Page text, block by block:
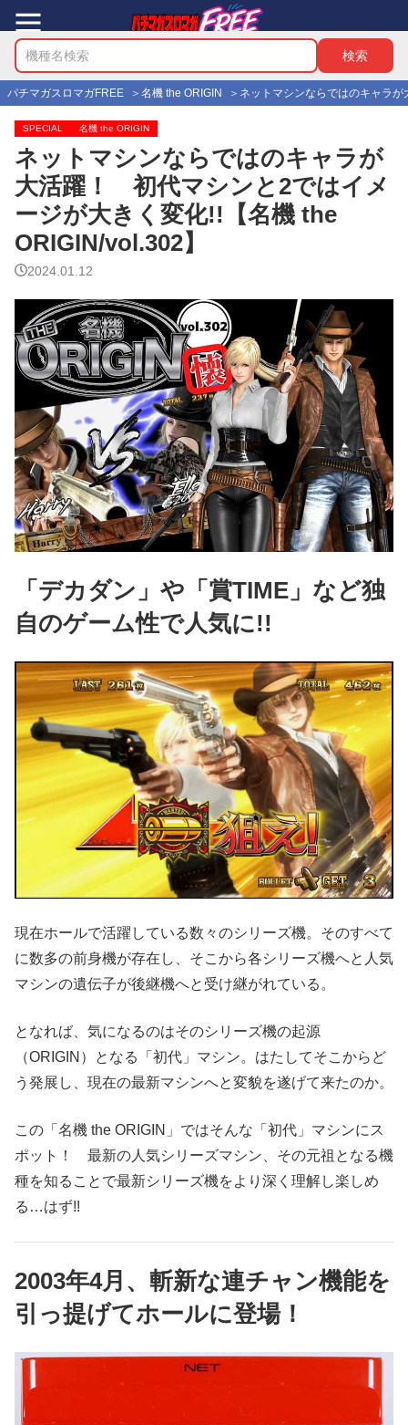
パチマガスロマガFREE 名機 the ORIGIN ネットマシンならではのキャラ
SPECIAL 名機 the ORIGIN
ネットマシンならではのキャラが
大活躍！ 初代マシンと2ではイメ
ージが大きく変化!!【名機 the
ORIGIN/vol.302】
2024.01.12
「デカダン」や「賞TIME」など独
自のゲーム性で人気に!!
現在ホールで活躍している数々のシリーズ機。そのすべて
に数多の前身機が存在し、そこから各シリーズ機へと人気
マシンの遺伝子が後継機へと受け継がれている。
となれば、気になるのはそのシリーズ機の起源
（ORIGIN）となる「初代」マシン。はたしてそこからど
う発展し、現在の最新マシンへと変貌を遂げて来たのか。
この「名機 the ORIGIN」ではそんな「初代」マシンにス
ポット！ 最新の人気シリーズマシン、その元祖となる機
種を知ることで最新シリーズ機をより深く理解し楽しめ
る…はず!!
2003年4月、斬新な連チャン機能を
引っ提げてホールに登場！